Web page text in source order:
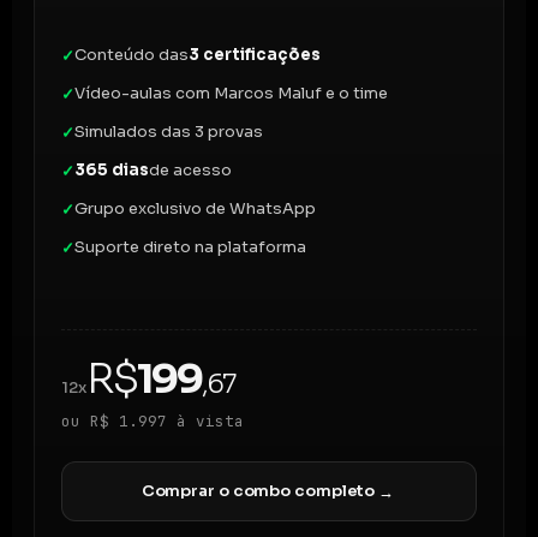
✓Conteúdo das3 certificações
✓Vídeo-aulas com Marcos Maluf e o time
✓Simulados das 3 provas
✓365 diasde acesso
✓Grupo exclusivo de WhatsApp
✓Suporte direto na plataforma
12x R$199,67
ou R$ 1.997 à vista
Comprar o combo completo →